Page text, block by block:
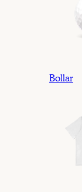
Bollar